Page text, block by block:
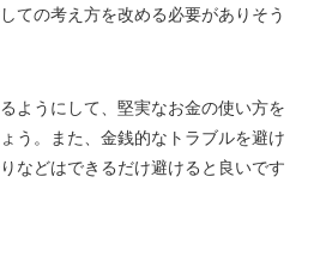
ての考え方を改める必要がありそう
ようにして、堅実なお金の使い方を
う。また、金銭的なトラブルを避け
などはできるだけ避けると良いです